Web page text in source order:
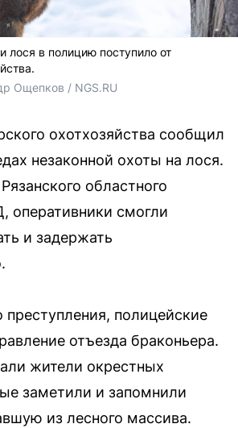
лося в полицию поступило от
Ощепков / NGS.RU
охотхозяйства сообщил
незаконной охоты на лося.
областного
оперативники смогли
и задержать
полицейские
отъезда браконьера.
жители окрестных
заметили и запомнили
из лесного массива.